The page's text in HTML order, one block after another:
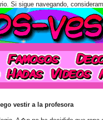
vestir a la profesora
Si sigue navegando,